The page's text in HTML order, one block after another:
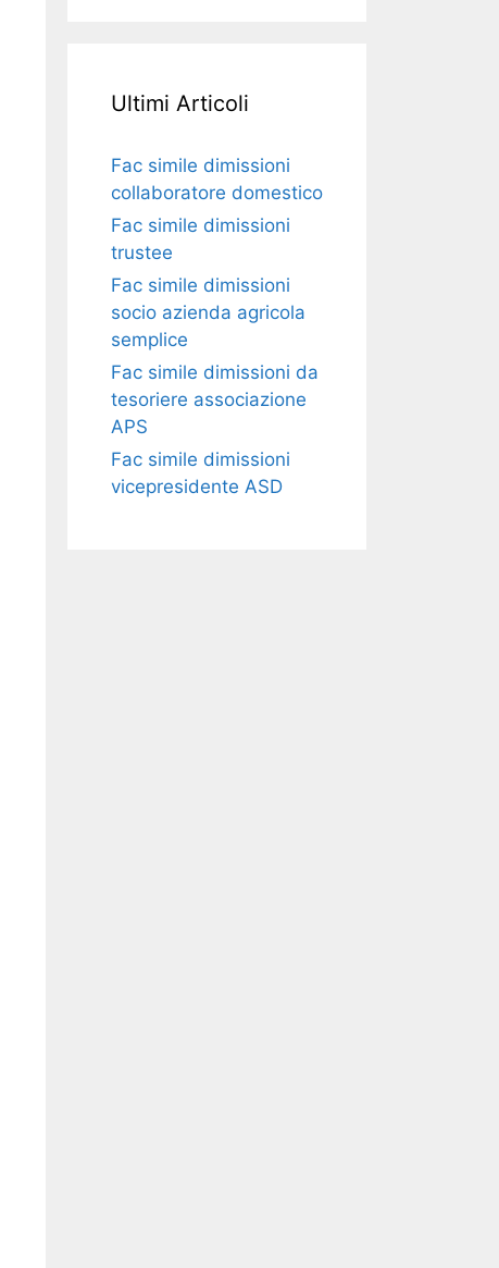
Ultimi Articoli
Fac simile dimissioni
collaboratore domestico​​​
Fac simile dimissioni
trustee​​​
Fac simile ​dimissioni
socio azienda agricola
semplice​​​
Fac simile dimissioni da
tesoriere associazione
APS​​
Fac simile dimissioni
vicepresidente ASD​​